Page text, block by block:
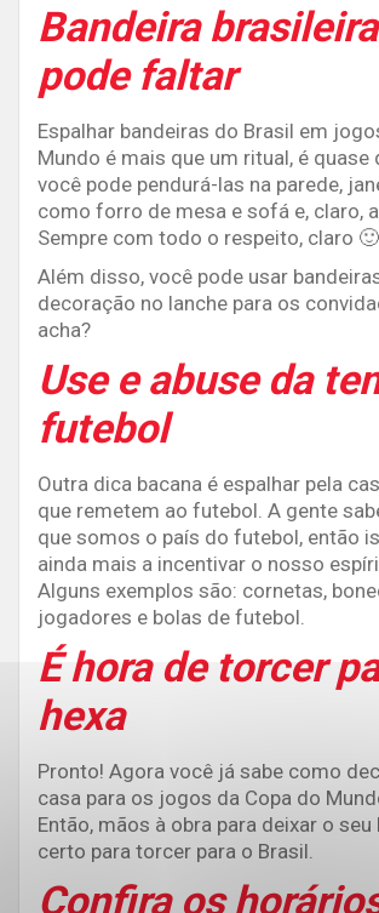
Bandeira
pode faltar
Espalhar bandeiras do Brasil em
Mundo é mais que um ritual, é quase
você pode pendurá-las na parede,
como forro de mesa e sofá e, claro,
Sempre com todo o respeito, claro 🙂
Além disso, você pode usar
decoração no lanche para os
acha?
Use e abuse da
futebol
Outra dica bacana é espalhar pela
que remetem ao futebol. A gente
que somos o país do futebol, então
ainda mais a incentivar o nosso
Alguns exemplos são: cornetas,
jogadores e bolas de futebol.
É hora de torcer
hexa
Pronto! Agora você já sabe como
casa para os jogos da Copa do
Então, mãos à obra para deixar o
certo para torcer para o Brasil.
Confira os